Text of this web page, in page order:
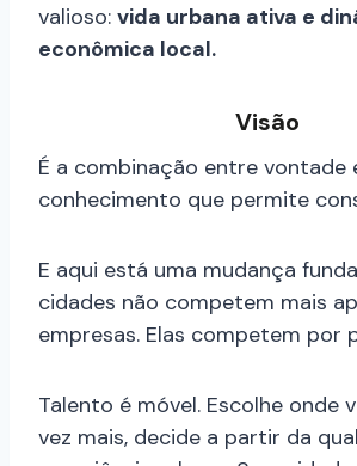
valioso: vida urbana ativa e
econômica local.
Visão
É a combinação entre vontade
conhecimento que permite
E aqui está uma mudança
cidades não competem mais
empresas. Elas competem por
Talento é móvel. Escolhe onde
vez mais, decide a partir da